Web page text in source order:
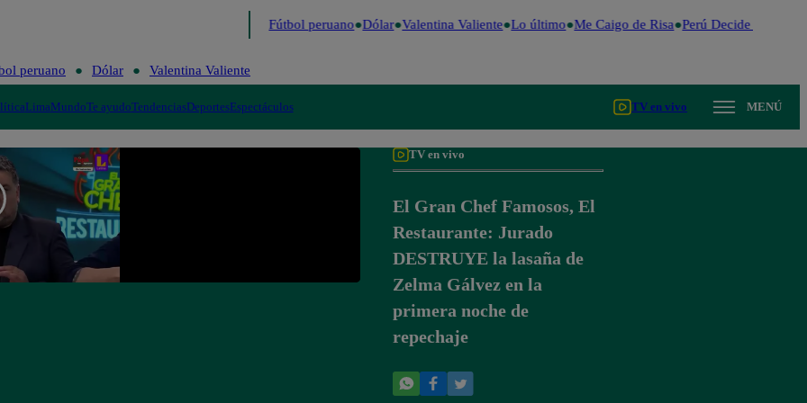
Fútbol peruano Dólar Valentina Valiente Lo último Me Caigo de Risa Perú Decide 2026
peruano Dólar Valentina Valiente
LimaMundoTe ayudoTendenciasDeportesEspectáculos TV en vivo MENÚ
TV en vivo
El Gran Chef Famosos, El
Restaurante: Jurado
DESTRUYE la lasaña de
Zelma Gálvez en la
primera noche de
repechaje